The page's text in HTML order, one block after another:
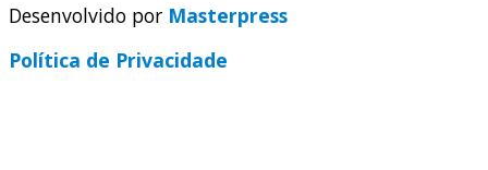
Desenvolvido por Masterpress
Política de Privacidade